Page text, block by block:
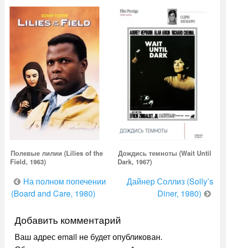
Полевые лилии (Lilies of the
Field, 1963)
Дождись темноты (Wait Until
Dark, 1967)
Навигация
по
На полном попечении
(Board and Care, 1980)
Дайнер Соллиз (Solly’s
Diner, 1980)
Добавить комментарий
Ваш адрес email не будет опубликован.